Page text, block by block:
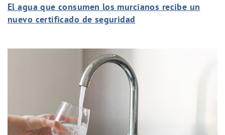
El agua que consumen los murcianos recibe un
nuevo certificado de seguridad